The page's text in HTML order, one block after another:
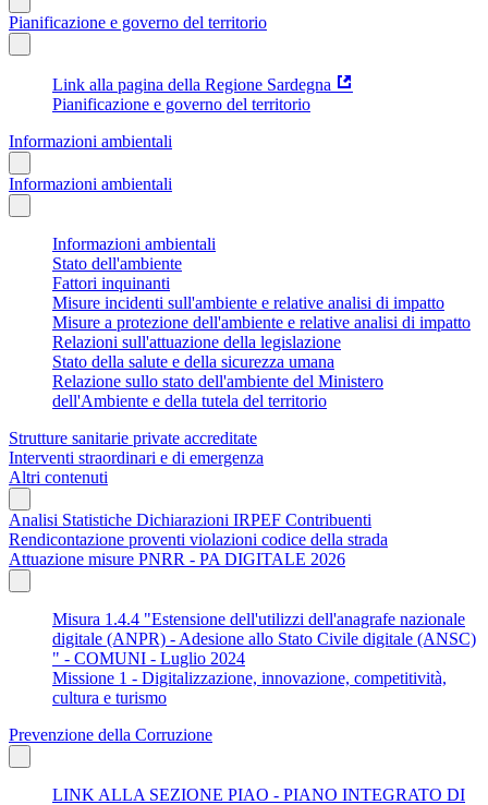
Pianificazione e governo del territorio
Link alla pagina della Regione Sardegna
Pianificazione e governo del territorio
Informazioni ambientali
Informazioni ambientali
Informazioni ambientali
Stato dell'ambiente
Fattori inquinanti
Misure incidenti sull'ambiente e relative analisi di impatto
Misure a protezione dell'ambiente e relative analisi di impatto
Relazioni sull'attuazione della legislazione
Stato della salute e della sicurezza umana
Relazione sullo stato dell'ambiente del Ministero
dell'Ambiente e della tutela del territorio
Strutture sanitarie private accreditate
Interventi straordinari e di emergenza
Altri contenuti
Analisi Statistiche Dichiarazioni IRPEF Contribuenti
Rendicontazione proventi violazioni codice della strada
Attuazione misure PNRR - PA DIGITALE 2026
Misura 1.4.4 "Estensione dell'utilizzi dell'anagrafe nazionale
digitale (ANPR) - Adesione allo Stato Civile digitale (ANSC)
" - COMUNI - Luglio 2024
Missione 1 - Digitalizzazione, innovazione, competitività,
cultura e turismo
Prevenzione della Corruzione
LINK ALLA SEZIONE PIAO - PIANO INTEGRATO DI